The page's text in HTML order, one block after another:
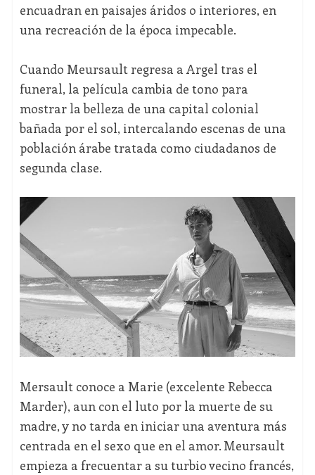
encuadran en paisajes áridos o interiores, en
una recreación de la época impecable.
Cuando Meursault regresa a Argel tras el
funeral, la película cambia de tono para
mostrar la belleza de una capital colonial
bañada por el sol, intercalando escenas de una
población árabe tratada como ciudadanos de
segunda clase.
Mersault conoce a Marie (excelente Rebecca
Marder), aun con el luto por la muerte de su
madre, y no tarda en iniciar una aventura más
centrada en el sexo que en el amor. Meursault
empieza a frecuentar a su turbio vecino francés,